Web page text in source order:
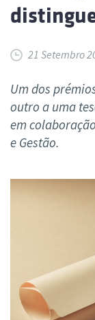
21 Setembro
Um dos
outro a uma
em
e Gestão.